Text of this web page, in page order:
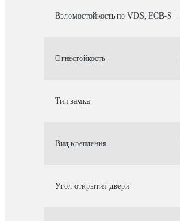
Взломостойкость по VDS, ECB-S
Огнестойкость
Тип замка
Вид крепления
Угол открытия двери